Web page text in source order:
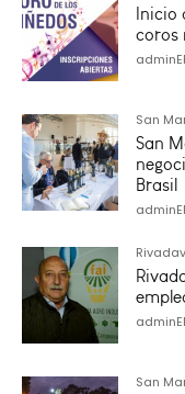
Inicio
coros
San
San
Brasil
San